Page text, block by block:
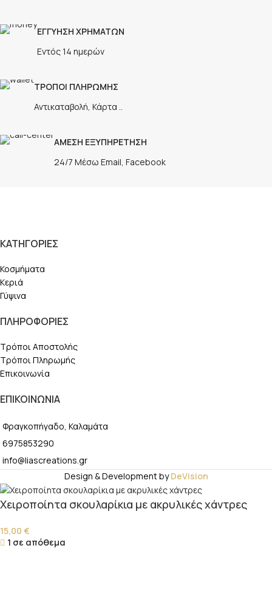
ΕΓΓΥΗΣΗ ΧΡΗΜΑΤΩΝ
Εντός 14 ημερών
ΤΡΟΠΟΙ ΠΛΗΡΩΜΗΣ
Αντικαταβολή, Κάρτα ..
ΑΜΕΣΗ ΕΞΥΠΗΡΕΤΗΣΗ
24/7 Μέσω Email, Facebook
ΚΑΤΗΓΟΡΙΕΣ
Κοσμήματα
Κεριά
Γύψινα
ΠΛΗΡΟΦΟΡΙΕΣ
Τρόποι Αποστολής
Τρόποι Πληρωμής
Επικοινωνία
ΕΠΙΚΟΙΝΩΝΙΑ
Φραγκοπήγαδο, Καλαμάτα
6975853290
info@liascreations.gr
Design & Development byDeVision
Χειροποίητα σκουλαρίκια με ακρυλικές χάντρες
15,00 €
1 σε απόθεμα